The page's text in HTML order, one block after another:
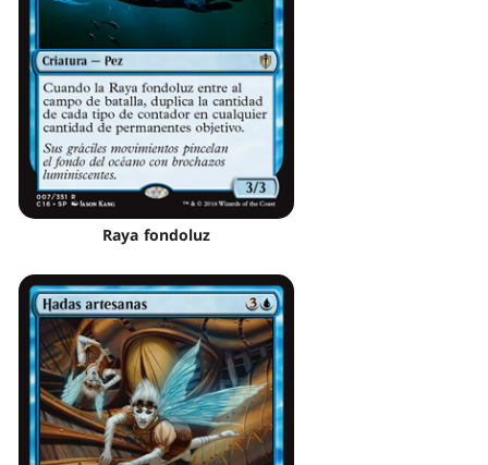
Raya fondoluz